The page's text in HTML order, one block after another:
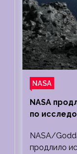
NASA
NASA
по
NASA/
продлило